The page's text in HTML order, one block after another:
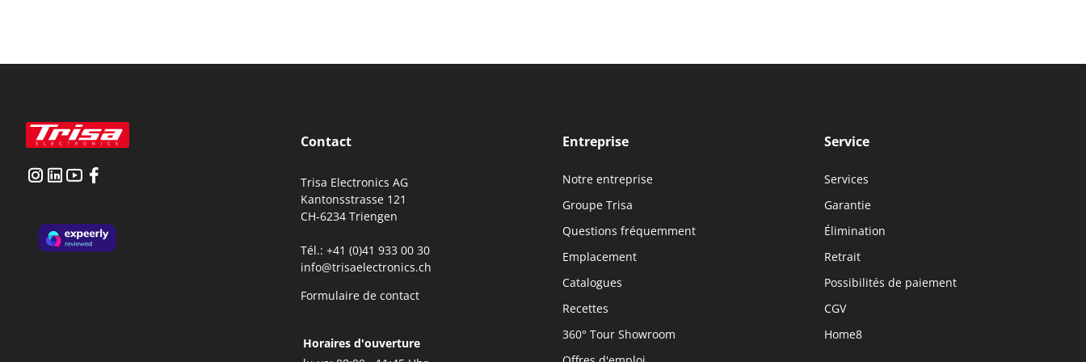
Contact
Trisa Electronics AG
Kantonsstrasse 121
CH-6234 Triengen
Tél.: +41 (0)41 933 00 30
info@trisaelectronics.ch
Formulaire de contact
Horaires d'ouverture
Entreprise
Notre entreprise
Groupe Trisa
Questions fréquemment
Emplacement
Catalogues
Recettes
360° Tour Showroom
Service
Services
Garantie
Élimination
Retrait
Possibilités de paiement
CGV
Home8